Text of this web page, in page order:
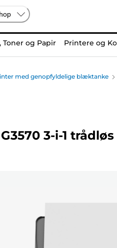
og Papir Printere og
med genopfyldelige blæktanke
3-i-1